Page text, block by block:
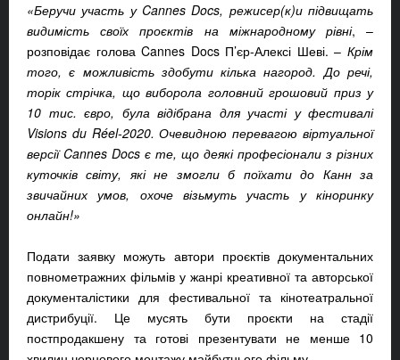
«Беручи участь у Cannes Docs, режисер(к)и підвищать
видимість своїх проєктів на міжнародному рівні, –
розповідає голова Cannes Docs П’єр-Алексі Шеві. – Крім
того, є можливість здобути кілька нагород. До речі,
торік стрічка, що виборола головний грошовий приз у
10 тис. євро, була відібрана для участі у фестивалі
Visions du Réel-2020. Очевидною перевагою віртуальної
версії Cannes Docs є те, що деякі професіонали з різних
куточків світу, які не змогли б поїхати до Канн за
звичайних умов, охоче візьмуть участь у кіноринку
онлайн!»
Подати заявку можуть автори проєктів документальних
повнометражних фільмів у жанрі креативної та авторської
документалістики для фестивальної та кінотеатральної
дистрибуції. Це мусять бути проєкти на стадії
постпродакшену та готові презентувати не менше 10